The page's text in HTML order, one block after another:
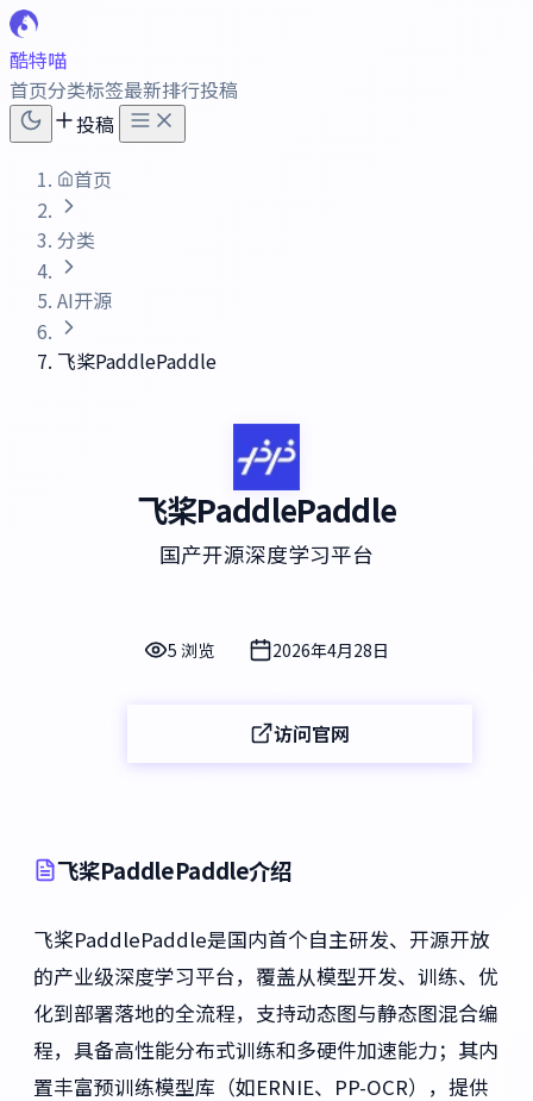
酷特喵
首页分类标签最新排行投稿
投稿
首页
分类
AI开源
飞桨PaddlePaddle
飞桨PaddlePaddle
国产开源深度学习平台
5 浏览 2026年4月28日
访问官网
飞桨PaddlePaddle介绍
飞桨PaddlePaddle是国内首个自主研发、开源开放
的产业级深度学习平台，覆盖从模型开发、训练、优
化到部署落地的全流程，支持动态图与静态图混合编
程，具备高性能分布式训练和多硬件加速能力；其内
置丰富预训练模型库（如ERNIE、PP-OCR），提供